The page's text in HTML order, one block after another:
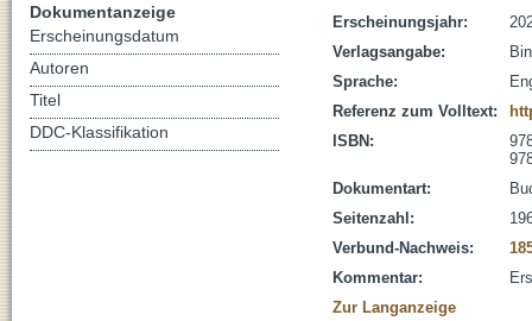
Erscheinungsjahr:
Verlagsangabe:
Sprache:
Referenz zum Volltext:
ISBN:
Dokumentart:
Seitenzahl:
Verbund-Nachweis:
Kommentar:
Zur Langanzeige
Dokumentanzeige
Erscheinungsdatum
Autoren
Titel
DDC-Klassifikation